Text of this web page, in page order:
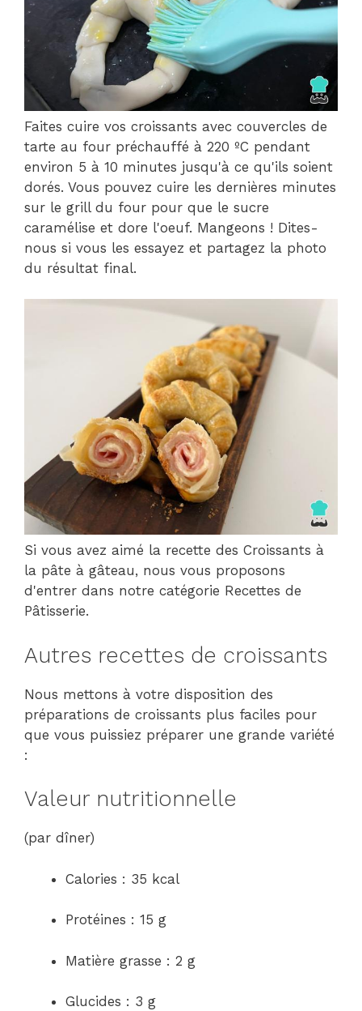
Faites cuire vos croissants avec couvercles de
tarte au four préchauffé à 220 ºC pendant
environ 5 à 10 minutes jusqu'à ce qu'ils soient
dorés. Vous pouvez cuire les dernières minutes
sur le grill du four pour que le sucre
caramélise et dore l'oeuf. Mangeons ! Dites-
nous si vous les essayez et partagez la photo
du résultat final.
Si vous avez aimé la recette des Croissants à
la pâte à gâteau, nous vous proposons
d'entrer dans notre catégorie Recettes de
Pâtisserie.
Autres recettes de croissants
Nous mettons à votre disposition des
préparations de croissants plus faciles pour
que vous puissiez préparer une grande variété
:
Valeur nutritionnelle
(par dîner)
Calories : 35 kcal
Protéines : 15 g
Matière grasse : 2 g
Glucides : 3 g